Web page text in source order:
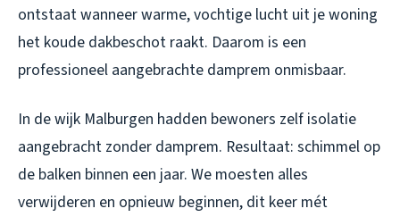
ontstaat wanneer warme, vochtige lucht uit je woning
het koude dakbeschot raakt. Daarom is een
professioneel aangebrachte damprem onmisbaar.
In de wijk Malburgen hadden bewoners zelf isolatie
aangebracht zonder damprem. Resultaat: schimmel op
de balken binnen een jaar. We moesten alles
verwijderen en opnieuw beginnen, dit keer mét